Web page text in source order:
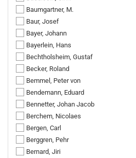
Baumgartner, M.
Baur, Josef
Bayer, Johann
Bayerlein, Hans
Bechtholsheim, Gustaf
Becker, Roland
Bemmel, Peter von
Bendemann, Eduard
Bennetter, Johan Jacob
Berchem, Nicolaes
Bergen, Carl
Berggren, Pehr
Bernard, Jiri